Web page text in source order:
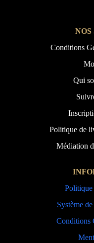
NOS
Conditions
Qui
Politique de
Médiation
Système
Conditions